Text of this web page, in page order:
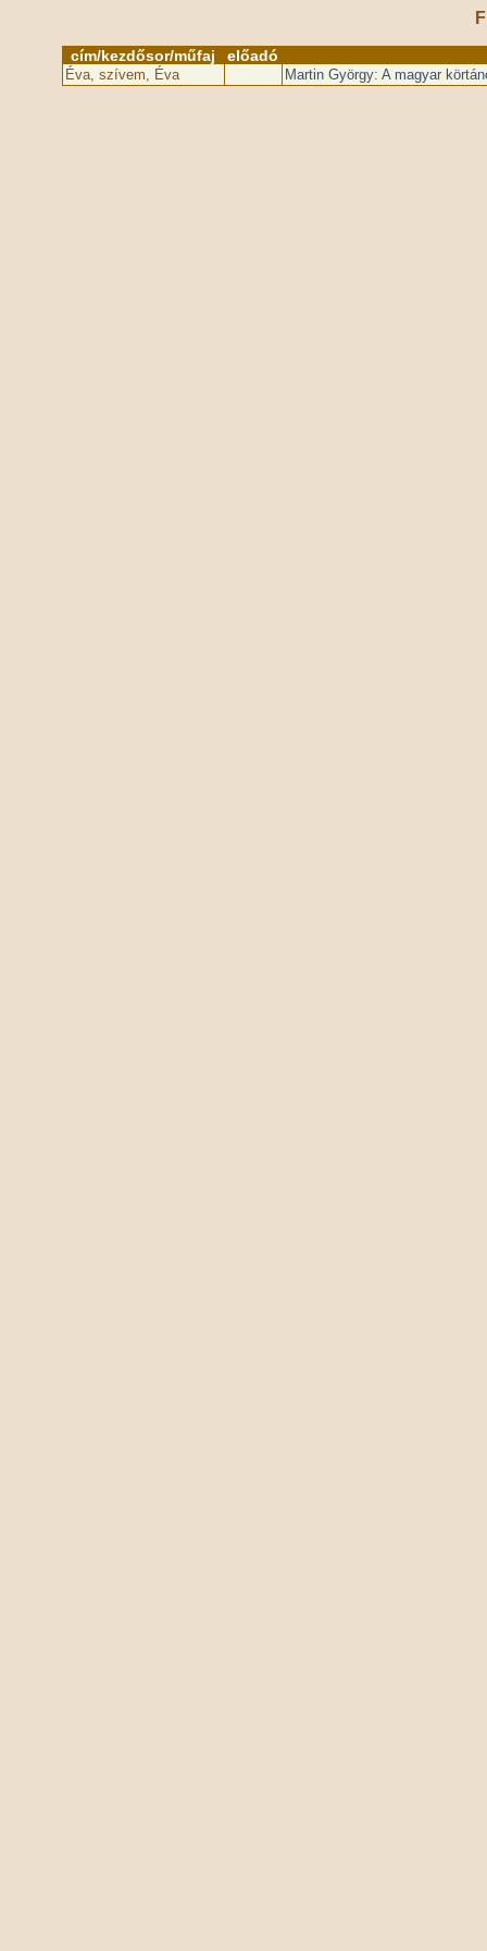
cím/kezdősor/műfaj előadó
Éva, szívem, Éva Martin György: A magyar